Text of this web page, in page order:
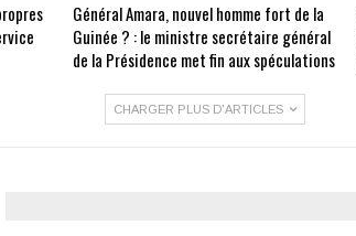
Général Amara, nouvel homme fort de la
Guinée ? : le ministre secrétaire général
de la Présidence met fin aux spéculations
CHARGER PLUS D'ARTICLES